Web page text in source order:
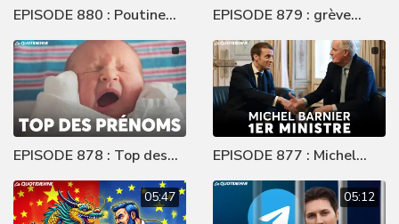
EPISODE 880 : Poutine
menace
EPISODE 879 : grève
générale en Israël
EPISODE 878 : Top des
prénoms
EPISODE 877 : Michel
Barnier 1er ministre
05:47 05:12